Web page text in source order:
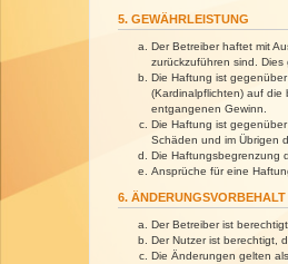
5. GEWÄHRLEISTUNG
Der Betreiber haftet mit
zurückzuführen sind.
Die Haftung ist
(Kardinalpflichten) auf die
entgangenen Gewinn.
Die Haftung ist
Schäden und im Übrigen
Die Haftungsbegrenzung
Ansprüche für eine
6. ÄNDERUNGSVORBEHALT
Der Betreiber ist
Der Nutzer ist berechtigt,
Die Änderungen gelten